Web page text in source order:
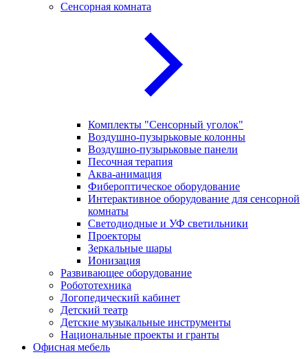
Сенсорная комната
Комплекты "Сенсорный уголок"
Воздушно-пузырьковые колонны
Воздушно-пузырьковые панели
Песочная терапия
Аква-анимация
Фибероптическое оборудование
Интерактивное оборудование для сенсорной
комнаты
Светодиодные и УФ светильники
Проекторы
Зеркальные шары
Ионизация
Развивающее оборудование
Робототехника
Логопедический кабинет
Детский театр
Детские музыкальные инструменты
Национальные проекты и гранты
Офисная мебель